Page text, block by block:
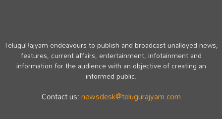
TeluguRajyam endeavours to publish and broadcast unalloyed news,
features, current affairs, entertainment, infotainment and
information for the audience with an objective of creating an
informed public.
Contact us:newsdesk@telugurajyam.com